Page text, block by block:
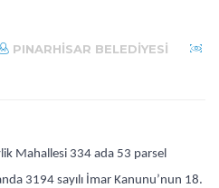
PINARHISAR BELEDIYESI
Mahallesi 334 ada 53 parsel
3194 sayılı İmar Kanunu’nun 18.